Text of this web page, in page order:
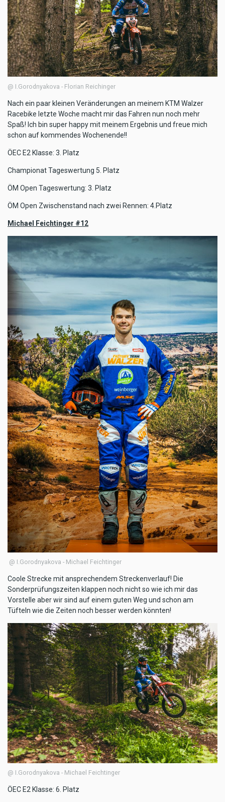
@ I.Gorodnyakova - Florian Reichinger
Nach ein paar kleinen Veränderungen an meinem KTM Walzer
Racebike letzte Woche macht mir das Fahren nun noch mehr
Spaß! Ich bin super happy mit meinem Ergebnis und freue mich
schon auf kommendes Wochenende!!
ÖEC E2 Klasse: 3. Platz
Championat Tageswertung 5. Platz
ÖM Open Tageswertung: 3. Platz
ÖM Open Zwischenstand nach zwei Rennen: 4.Platz
Michael Feichtinger #12
@ I.Gorodnyakova - Michael Feichtinger
Coole Strecke mit ansprechendem Streckenverlauf! Die
Sonderprüfungszeiten klappen noch nicht so wie ich mir das
Vorstelle aber wir sind auf einem guten Weg und schon am
Tüfteln wie die Zeiten noch besser werden könnten!
@ I.Gorodnyakova - Michael Feichtinger
ÖEC E2 Klasse: 6. Platz